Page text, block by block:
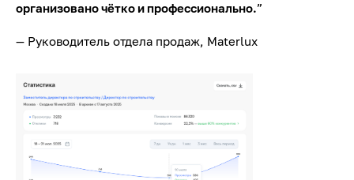
организовано чётко и профессионально.”
— Руководитель отдела продаж, Materlux